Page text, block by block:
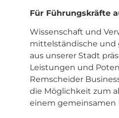
Für Führungskräfte
Wissenschaft und
mittelständische
aus unserer Stadt
Leistungen und
Remscheider
die Möglichkeit zum
einem gemeinsamen